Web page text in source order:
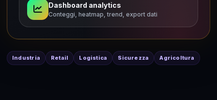
Dashboard analytics
Conteggi, heatmap, trend, export dati
Industria Retail Logistica Sicurezza Agricoltura